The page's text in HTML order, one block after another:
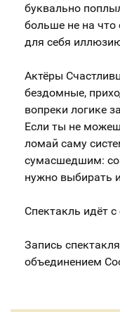
буквально
больше не на что
для себя
Актёры
бездомные,
вопреки логике
Если ты не
ломай саму
сумасшедшим:
нужно выбирать
Спектакль идёт
Запись
объединением